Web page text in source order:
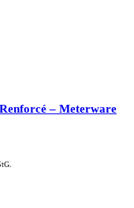
– Meterware